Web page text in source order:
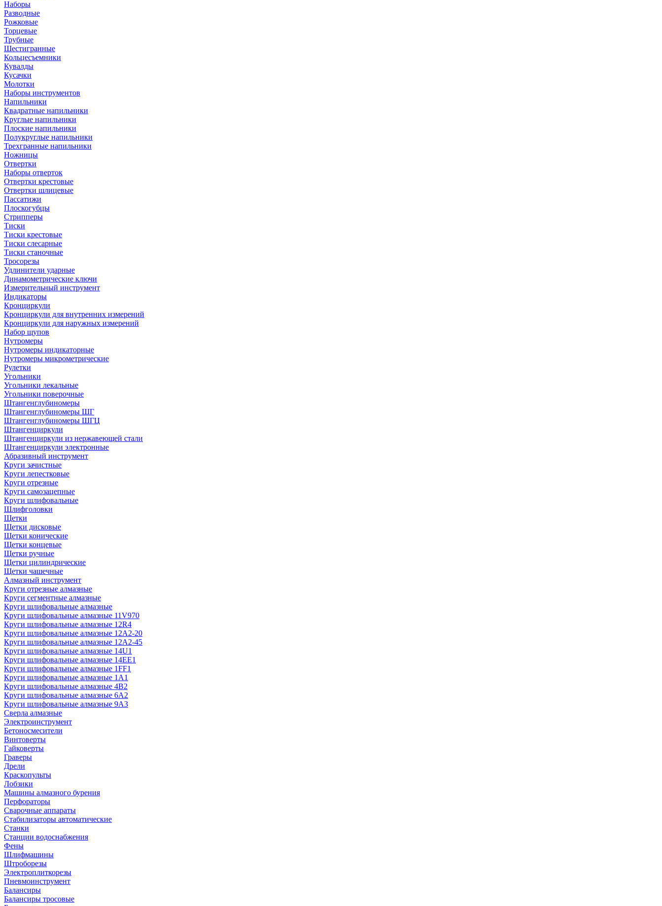
Наборы
Разводные
Рожковые
Торцевые
Трубные
Шестигранные
Кольцесъемники
Кувалды
Кусачки
Молотки
Наборы инструментов
Напильники
Квадратные напильники
Круглые напильники
Плоские напильники
Полукруглые напильники
Трехгранные напильники
Ножницы
Отвертки
Наборы отверток
Отвертки крестовые
Отвертки шлицевые
Пассатижи
Плоскогубцы
Стрипперы
Тиски
Тиски крестовые
Тиски слесарные
Тиски станочные
Тросорезы
Удлинители ударные
Динамометрические ключи
Измерительный инструмент
Индикаторы
Кронциркули
Кронциркули для внутренних измерений
Кронциркули для наружных измерений
Набор щупов
Нутромеры
Нутромеры индикаторные
Нутромеры микрометрические
Рулетки
Угольники
Угольники лекальные
Угольники поверочные
Штангенглубиномеры
Штангенглубиномеры ШГ
Штангенглубиномеры ШГЦ
Штангенциркули
Штангенциркули из нержавеющей стали
Штангенциркули электронные
Абразивный инструмент
Круги зачистные
Круги лепестковые
Круги отрезные
Круги самозацепные
Круги шлифовальные
Шлифголовки
Щетки
Щетки дисковые
Щетки конические
Щетки концевые
Щетки ручные
Щетки цилиндрические
Щетки чашечные
Алмазный инструмент
Круги отрезные алмазные
Круги сегментные алмазные
Круги шлифовальные алмазные
Круги шлифовальные алмазные 11V970
Круги шлифовальные алмазные 12R4
Круги шлифовальные алмазные 12А2-20
Круги шлифовальные алмазные 12А2-45
Круги шлифовальные алмазные 14U1
Круги шлифовальные алмазные 14ЕЕ1
Круги шлифовальные алмазные 1FF1
Круги шлифовальные алмазные 1А1
Круги шлифовальные алмазные 4В2
Круги шлифовальные алмазные 6A2
Круги шлифовальные алмазные 9А3
Сверла алмазные
Электроинструмент
Бетоносмесители
Винтоверты
Гайковерты
Граверы
Дрели
Краскопульты
Лобзики
Машины алмазного бурения
Перфораторы
Сварочные аппараты
Стабилизаторы автоматические
Станки
Станции водоснабжения
Фены
Шлифмашины
Штроборезы
Электроплиткорезы
Пневмоинструмент
Балансиры
Балансиры тросовые